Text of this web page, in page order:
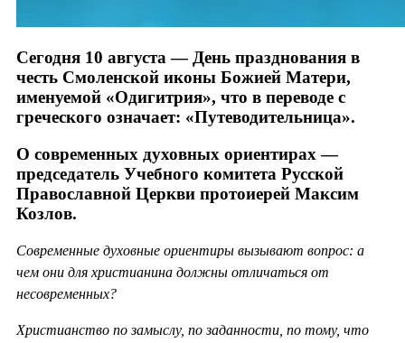
Сегодня 10 августа — День празднования в
честь Смоленской иконы Божией Матери,
именуемой «Одигитрия», что в переводе с
греческого означает: «Путеводительница».
О современных духовных ориентирах —
председатель Учебного комитета Русской
Православной Церкви протоиерей Максим
Козлов.
Современные духовные ориентиры вызывают вопрос: а
чем они для христианина должны отличаться от
несовременных?
Христианство по замыслу, по заданности, по тому, что